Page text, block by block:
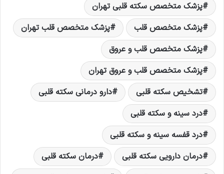
پزشک متخصص سکته قلبی تهران
پزشک متخصص قلب
پزشک متخصص قلب تهران
پزشک متخصص قلب و عروق
پزشک متخصص قلب و عروق تهران
تشخيص سکته قلبی
دارو درمانی سکته قلبی
درد سینه و سکته قلبی
درد قفسه سینه و سکته قلبی
درمان دارویی سکته قلبی
درمان سکته قلبی